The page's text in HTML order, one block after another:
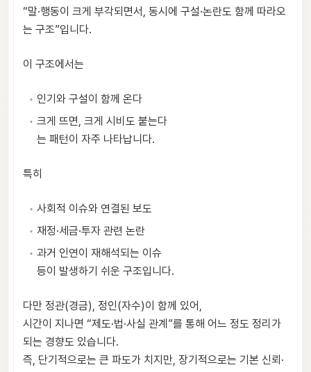
“말·행동이 크게 부각되면서, 동시에 구설·논란도 함께 따라오
는 구조”입니다.
이 구조에서는
인기와 구설이 함께 온다
크게 뜨면, 크게 시비도 붙는다
는 패턴이 자주 나타납니다.
특히
사회적 이슈와 연결된 보도
재정·세금·투자 관련 논란
과거 인연이 재해석되는 이슈
등이 발생하기 쉬운 구조입니다.
다만 정관(경금), 정인(자수)이 함께 있어,
시간이 지나면 “제도·법·사실 관계”를 통해 어느 정도 정리가
되는 경향도 있습니다.
즉, 단기적으로는 큰 파도가 치지만, 장기적으로는 기본 신뢰·